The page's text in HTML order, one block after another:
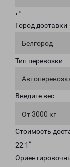
⇄
Город доставки
Белгород
Тип перевозки
Введите вес
От 3000 кг
Стоимость
22.1 *